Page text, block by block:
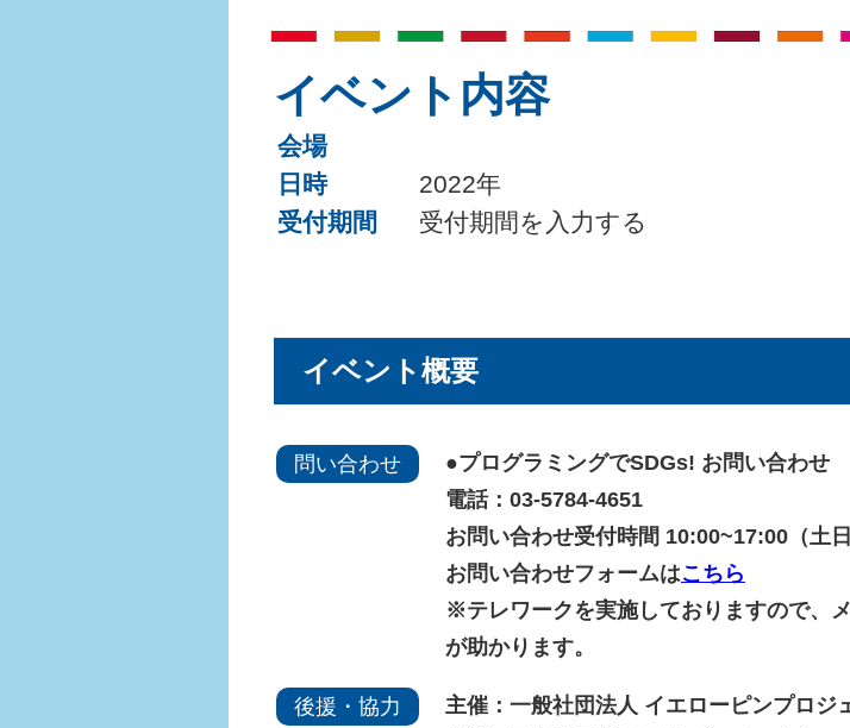
イベント内容
会場
日時
2022年
受付期間
受付期間を入力する
イベント概要
問い合わせ
●プログラミングでSDGs! お問い合わせ
電話：03-5784-4651
お問い合わせ受付時間 10:00~17:00（土
お問い合わせフォームはこちら
※テレワークを実施しておりますので、
が助かります。
後援・協力
主催：一般社団法人 イエローピンプロジ